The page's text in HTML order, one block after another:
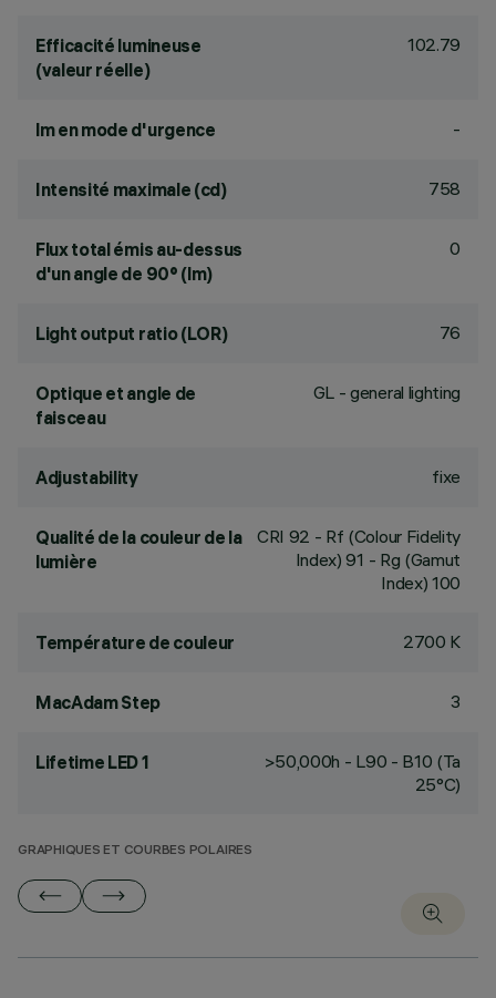
Efficacité lumineuse
(valeur réelle)
102.79
lm en mode d'urgence -
Intensité maximale (cd) 758
Flux total émis au-dessus
d'un angle de 90° (lm)
0
Light output ratio (LOR) 76
Optique et angle de
faisceau
GL - general lighting
Adjustability fixe
Qualité de la couleur de la
lumière
CRI 92 - Rf (Colour Fidelity
Index) 91 - Rg (Gamut
Index) 100
Température de couleur 2700 K
MacAdam Step 3
Lifetime LED 1
>50,000h - L90 - B10 (Ta
25°C)
GRAPHIQUES ET COURBES POLAIRES